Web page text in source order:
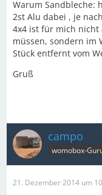
Warum Sandbleche:
2st Alu dabei , je
4x4 ist für mich nicht
müssen, sondern im
Stück entfernt vom
Gruß
campo
womobox-
21. Dezember 2014 um